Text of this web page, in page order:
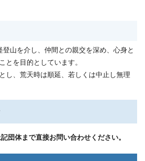
登山を介し、仲間との親交を深め、心身と
とを目的としています。
し、荒天時は順延、若しくは中止し無理
団体まで直接お問い合わせください。